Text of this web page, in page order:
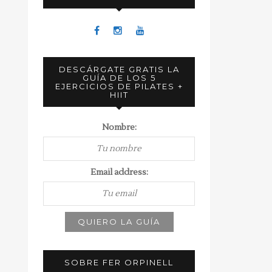
DESCÁRGATE GRATIS LA
GUÍA DE LOS 5
EJERCICIOS DE PILATES +
HIIT
Nombre:
Email address:
SOBRE FER ORPINELL